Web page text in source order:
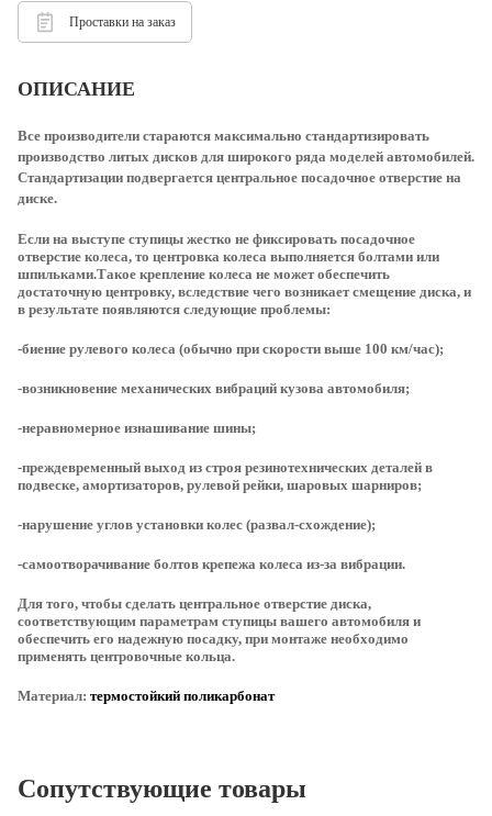
Проставки на заказ
ОПИСАНИЕ
Все производители стараются максимально стандартизировать
производство литых дисков для широкого ряда моделей автомобилей.
Стандартизации подвергается центральное посадочное отверстие на
диске.
Если на выступе ступицы жестко не фиксировать посадочное
отверстие колеса, то центровка колеса выполняется болтами или
шпильками.Такое крепление колеса не может обеспечить
достаточную центровку, вследствие чего возникает смещение диска, и
в результате появляются следующие проблемы:
-биение рулевого колеса (обычно при скорости выше 100 км/час);
-возникновение механических вибраций кузова автомобиля;
-неравномерное изнашивание шины;
-преждевременный выход из строя резинотехнических деталей в
подвеске, амортизаторов, рулевой рейки, шаровых шарниров;
-нарушение углов установки колес (развал-схождение);
-самоотворачивание болтов крепежа колеса из-за вибрации.
Для того, чтобы сделать центральное отверстие диска,
соответствующим параметрам ступицы вашего автомобиля и
обеспечить его надежную посадку, при монтаже необходимо
применять центровочные кольца.
Материал: термостойкий поликарбонат
Сопутствующие товары